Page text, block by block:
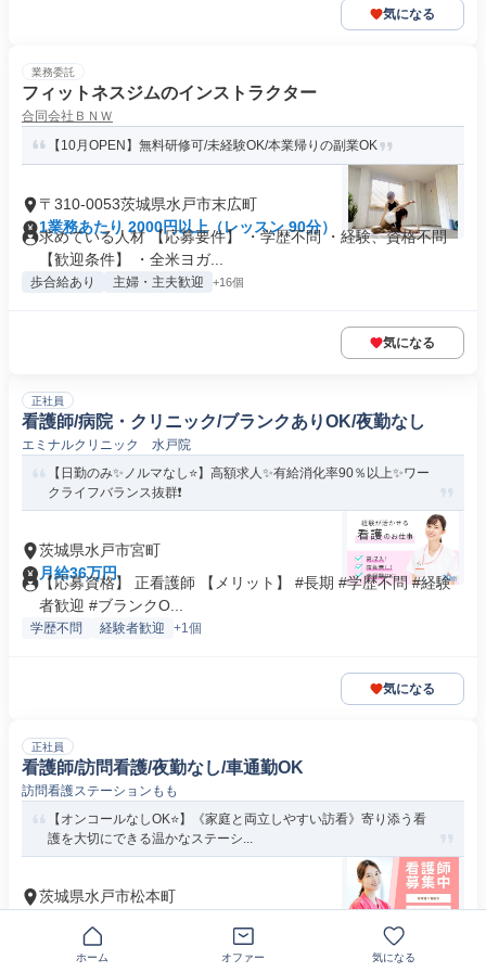
気になる
業務委託
フィットネスジムのインストラクター
合同会社ＢＮＷ
【10月OPEN】無料研修可/未経験OK/本業帰りの副業OK
〒310-0053茨城県水戸市末広町
1業務あたり 2000円以上（レッスン 90分）
求めている人材 【応募要件】 ・学歴不問 ・経験、資格不問
【歓迎条件】 ・全米ヨガ...
歩合給あり 主婦・主夫歓迎 +16個
気になる
正社員
看護師/病院・クリニック/ブランクありOK/夜勤なし
エミナルクリニック 水戸院
【日勤のみ✨ノルマなし⭐】高額求人✨有給消化率90％以上✨ワー
クライフバランス抜群❗️
茨城県水戸市宮町
月給36万円
【応募資格】 正看護師 【メリット】 #長期 #学歴不問 #経験
者歓迎 #ブランクO...
学歴不問 経験者歓迎 +1個
気になる
正社員
看護師/訪問看護/夜勤なし/車通勤OK
訪問看護ステーションもも
【オンコールなしOK⭐】《家庭と両立しやすい訪看》寄り添う看
護を大切にできる温かなステーシ...
茨城県水戸市松本町
【応募資格】 正看護師 【メリット】 #長期 #学歴不問 #経験
者歓迎 #ブランクO...
ホーム オファー 気になる